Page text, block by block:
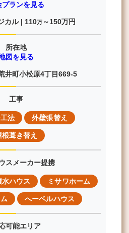
プランを見る
カル | 110万～150万円
所在地
図を見る
井町小松原4丁目669-5
工事
法 外壁張替え
根葺き替え
スメーカー提携
水ハウス ミサワホーム
へーベルハウス
可能エリア